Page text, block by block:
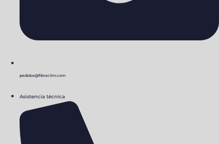
pedidos@fibraclim.com
Asistencia técnica